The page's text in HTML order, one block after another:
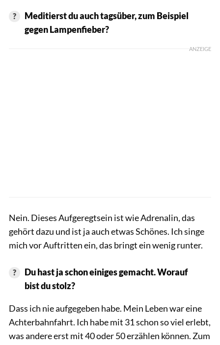
Meditierst du auch tagsüber, zum Beispiel
gegen Lampenfieber?
ANZEIGE
Nein. Dieses Aufgeregtsein ist wie Adrenalin, das
gehört dazu und ist ja auch etwas Schönes. Ich singe
mich vor Auftritten ein, das bringt ein wenig runter.
Du hast ja schon einiges gemacht. Worauf
bist du stolz?
Dass ich nie aufgegeben habe. Mein Leben war eine
Achterbahnfahrt. Ich habe mit 31 schon so viel erlebt,
was andere erst mit 40 oder 50 erzählen können. Zum